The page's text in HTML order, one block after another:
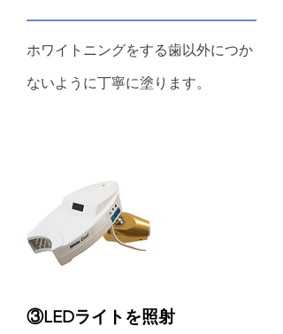
ホワイトニングをする歯以外につか
ないように丁寧に塗ります。
③LEDライトを照射